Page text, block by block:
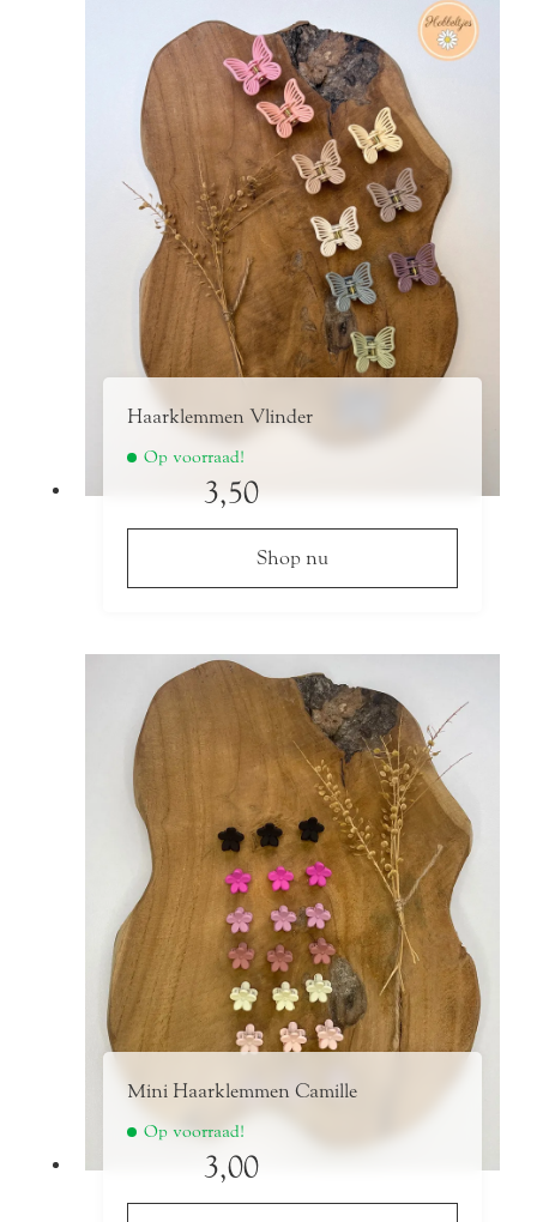
Haarklemmen Vlinder
Op voorraad!
3,50
Shop nu
heeft
meerdere
variaties.
Deze
optie
kan
gekozen
worden
op
de
productpagina
Mini Haarklemmen Camille
Op voorraad!
3,00